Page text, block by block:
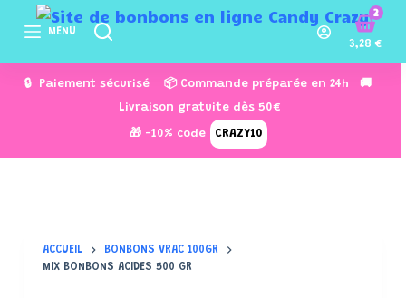
P
s
s
a
MENU
3,28€
2
🔒 Paiement sécurisé 📦 Commande préparée en 24h 🚚
Livraison gratuite dès 50€
🎁 -10% code CRAZY10
ACCUEIL
BONBONS VRAC 100GR
MIX BONBONS ACIDES 500 GR